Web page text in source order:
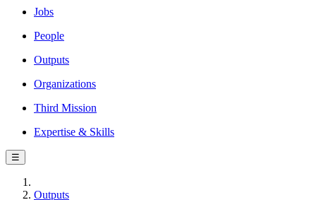
Jobs
People
Outputs
Organizations
Third Mission
Expertise & Skills
☰
Outputs